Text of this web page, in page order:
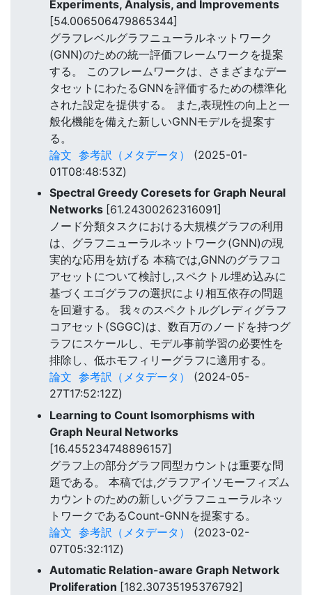
Experiments, Analysis, and Improvements
[54.006506479865344]
グラフレベルグラフニューラルネットワーク
(GNN)のための統一評価フレームワークを提案
する。 このフレームワークは、さまざまなデー
タセットにわたるGNNを評価するための標準化
された設定を提供する。 また,表現性の向上と一
般化機能を備えた新しいGNNモデルを提案す
る。
論文 参考訳（メタデータ）
(2025-01-
01T08:48:53Z)
Spectral Greedy Coresets for Graph Neural
Networks [61.24300262316091]
ノード分類タスクにおける大規模グラフの利用
は、グラフニューラルネットワーク(GNN)の現
実的な応用を妨げる 本稿では,GNNのグラフコ
アセットについて検討し,スペクトル埋め込みに
基づくエゴグラフの選択により相互依存の問題
を回避する。 我々のスペクトルグレディグラフ
コアセット(SGGC)は、数百万のノードを持つグ
ラフにスケールし、モデル事前学習の必要性を
排除し、低ホモフィリーグラフに適用する。
論文 参考訳（メタデータ）
(2024-05-
27T17:52:12Z)
Learning to Count Isomorphisms with
Graph Neural Networks
[16.455234748896157]
グラフ上の部分グラフ同型カウントは重要な問
題である。 本稿では,グラフアイソモーフィズム
カウントのための新しいグラフニューラルネッ
トワークであるCount-GNNを提案する。
論文 参考訳（メタデータ）
(2023-02-
07T05:32:11Z)
Automatic Relation-aware Graph Network
Proliferation [182.30735195376792]